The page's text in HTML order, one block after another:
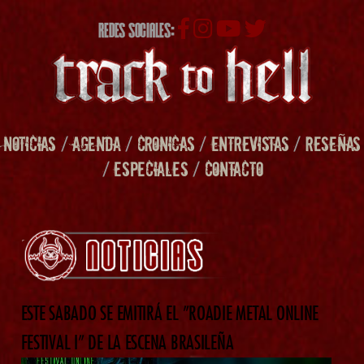
REDES SOCIALES:
NOTICIAS /AGENDA/ CRONICAS/ENTREVISTAS/RESEÑAS
/ESPECIALES/ CONTACTO
ESTE SABADO SE EMITIRÁ EL ”ROADIE METAL ONLINE
FESTIVAL I” DE LA ESCENA BRASILEÑA